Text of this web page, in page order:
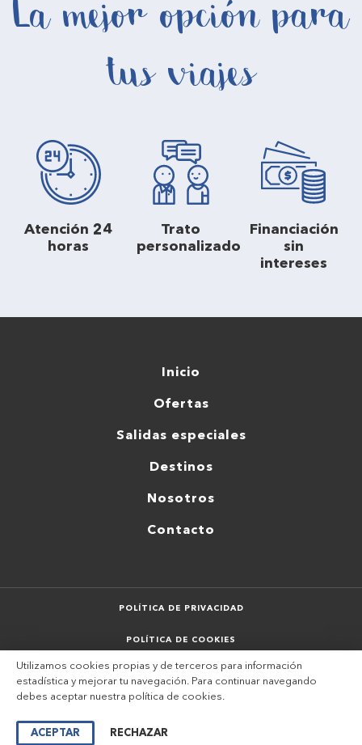
La mejor opción para
tus viajes
Atención 24
horas
Trato
personalizado
Financiación
sin
intereses
Inicio
Ofertas
Salidas especiales
Destinos
Nosotros
Contacto
POLÍTICA DE PRIVACIDAD
POLÍTICA DE COOKIES
AVISO LEGAL
DESARROLLADO POR VERKIA ®
Utilizamos cookies propias y de terceros para información
estadística y mejorar tu navegación. Para continuar navegando
debes aceptar nuestra política de cookies.
ACEPTAR RECHAZAR